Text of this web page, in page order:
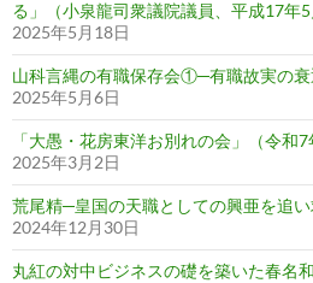
る」（小泉龍司衆議院議員、平成17年5
2025年5月18日
山科言縄の有職保存会①─有職故実の
2025年5月6日
「大愚・花房東洋お別れの会」（令和7
2025年3月2日
荒尾精─皇国の天職としての興亜を追
2024年12月30日
丸紅の対中ビジネスの礎を築いた春名